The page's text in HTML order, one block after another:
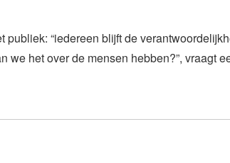
publiek: “iedereen blijft de
we het over de mensen hebben?”, vraagt